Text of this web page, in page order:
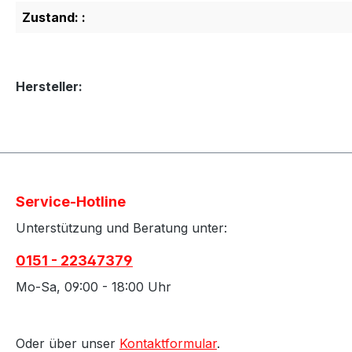
Zustand: :
Hersteller:
Service-Hotline
Unterstützung und Beratung unter:
0151 - 22347379
Mo-Sa, 09:00 - 18:00 Uhr
Oder über unser Kontaktformular.